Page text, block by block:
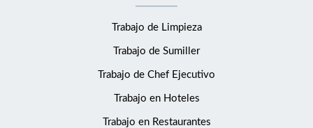
Trabajo de Limpieza
Trabajo de Sumiller
Trabajo de Chef Ejecutivo
Trabajo en Hoteles
Trabajo en Restaurantes